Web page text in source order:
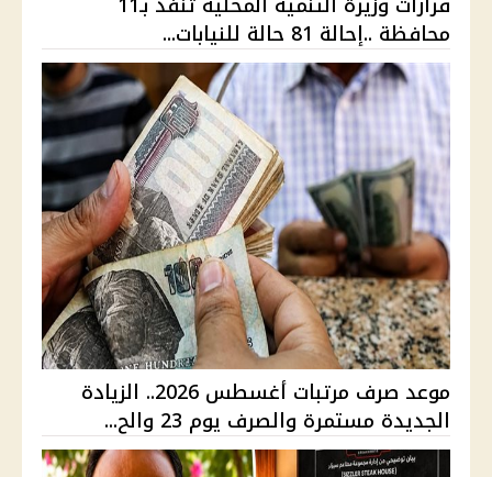
محافظة ..إحالة 81 حالة للنيابات...
موعد صرف مرتبات أغسطس 2026.. الزيادة
الجديدة مستمرة والصرف يوم 23 والح...